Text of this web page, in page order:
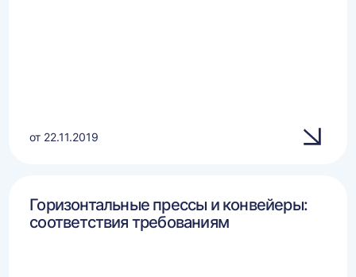
от 22.11.2019
Горизонтальные прессы и конвейеры:
соответствия требованиям